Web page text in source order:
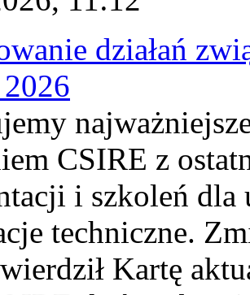
działań
CSIRE z
i szkoleń
techniczne.
Kartę